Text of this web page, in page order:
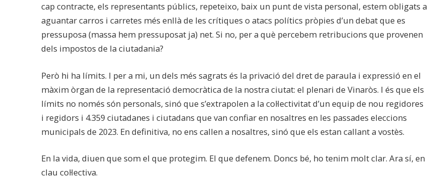
cap contracte, els representants públics, repeteixo, baix un punt de vista personal, estem obligats a
aguantar carros i carretes més enllà de les crítiques o atacs polítics pròpies d’un debat que es
pressuposa (massa hem pressuposat ja) net. Si no, per a què percebem retribucions que provenen
dels impostos de la ciutadania?
Però hi ha límits. I per a mi, un dels més sagrats és la privació del dret de paraula i expressió en el
màxim òrgan de la representació democràtica de la nostra ciutat: el plenari de Vinaròs. I és que els
límits no només són personals, sinó que s’extrapolen a la col·lectivitat d’un equip de nou regidores
i regidors i 4.359 ciutadanes i ciutadans que van confiar en nosaltres en les passades eleccions
municipals de 2023. En definitiva, no ens callen a nosaltres, sinó que els estan callant a vostès.
En la vida, diuen que som el que protegim. El que defenem. Doncs bé, ho tenim molt clar. Ara sí, en
clau col·lectiva.